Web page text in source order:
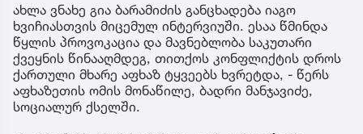
ახლა ვნახე გია ბარამიძის განცხადება იაგო
ხვიჩიასთვის მიცემულ ინტერვიუში. ესაა წმინდა
წყლის პროვოკაცია და მავნებლობა საკუთარი
ქვეყნის წინააღმდეგ, თითქოს კონფლიქტის დროს
ქართული მხარე აფხაზ ტყვეებს ხვრეტდა, - წერს
აფხაზეთის ომის მონაწილე, ბადრი მანჯავიძე,
სოციალურ ქსელში.